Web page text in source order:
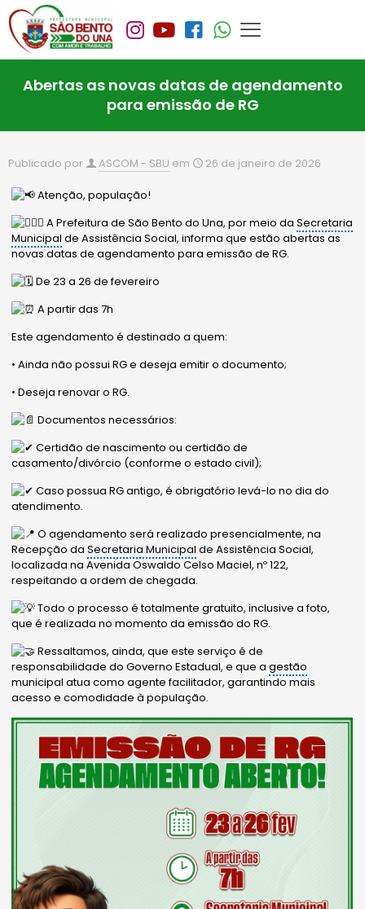
Abertas as novas datas de agendamento
para emissão de RG
Publicado por ASCOM - SBU em 26 de janeiro de 2026
Atenção, população!
A Prefeitura de São Bento do Una, por meio daSecretaria
Municipal de Assistência Social, informa que estão abertas as
novas datas de agendamento para emissão de RG.
De 23 a 26 de fevereiro
A partir das 7h
Este agendamento é destinado a quem:
• Ainda não possui RG e deseja emitir o documento;
• Deseja renovar o RG.
Documentos necessários:
Certidão de nascimento ou certidão de
casamento/divórcio (conforme o estado civil);
Caso possua RG antigo, é obrigatório levá-lo no dia do
atendimento.
O agendamento será realizado presencialmente, na
Recepção daSecretaria Municipal de Assistência Social,
localizada na Avenida Oswaldo Celso Maciel, nº 122,
respeitando a ordem de chegada.
Todo o processo é totalmente gratuito, inclusive a foto,
que é realizada no momento da emissão do RG.
Ressaltamos, ainda, que este serviço é de
responsabilidade do Governo Estadual, e que agestão
municipal atua como agente facilitador, garantindo mais
acesso e comodidade à população.